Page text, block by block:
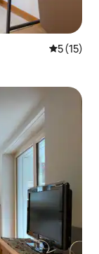
レビュー
5 (15)